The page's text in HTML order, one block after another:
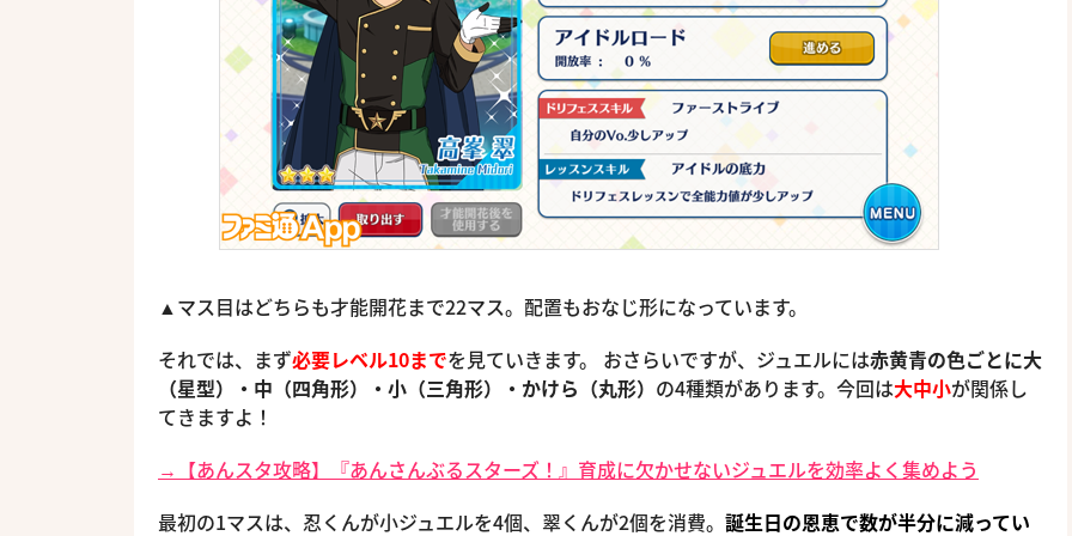
▲マス目はどちらも才能開花まで22マス。配置もおなじ形になっています。
それでは、まず必要レベル10までを見ていきます。 おさらいですが、ジュエルには赤黄青の色ごとに大
（星型）・中（四角形）・小（三角形）・かけら（丸形） の4種類があります。今回は大中小が関係し
てきますよ！
→【あんスタ攻略】『あんさんぶるスターズ！』育成に欠かせないジュエルを効率よく集めよう
最初の1マスは、忍くんが小ジュエルを4個、翠くんが2個を消費。 誕生日の恩恵で数が半分に減ってい